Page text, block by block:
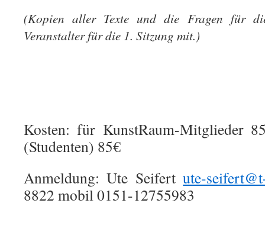
(Kopien aller Texte und die Fragen für
Veranstalter für die 1. Sitzung mit.)
Kosten: für KunstRaum-Mitglieder
(Studenten) 85€
Anmeldung: Ute Seifertute-
8822 mobil 0151-12755983